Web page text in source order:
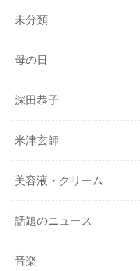
未分類
母の日
深田恭子
米津玄師
美容液・クリーム
話題のニュース
音楽